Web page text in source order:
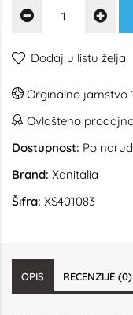
Dodaj u listu želja
Orginalno jamstvo
Ovlašteno
Dostupnost: Po
Brand: Xanitalia
Šifra: XS401083
OPIS RECENZIJE (0)